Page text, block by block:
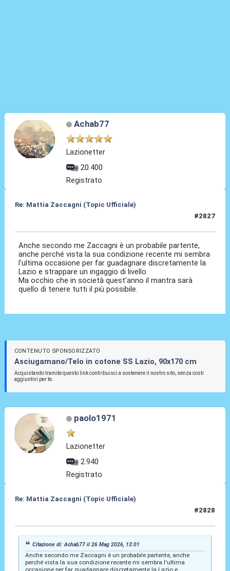
Achab77
Lazionetter
20.400
Registrato
Re: Mattia Zaccagni (Topic Ufficiale)
#2827
Anche secondo me Zaccagni è un probabile partente,
anche perché vista la sua condizione recente mi sembra
l'ultima occasione per far guadagnare discretamente la
Lazio e strappare un ingaggio di livello.
Ma occhio che in società quest'anno il mantra sarà
quello di tenere tutti il più possibile.
CONTENUTO SPONSORIZZATO
Asciugamano/Telo in cotone SS Lazio, 90x170 cm
Acquistando tramite questo link contribuisci a sostenere il nostro sito, senza costi
aggiuntivi per te.
paolo1971
Lazionetter
2.940
Registrato
Re: Mattia Zaccagni (Topic Ufficiale)
#2828
Citazione di: Achab77 il 26 Mag 2026, 13:01
Anche secondo me Zaccagni è un probabile partente, anche
perché vista la sua condizione recente mi sembra l'ultima